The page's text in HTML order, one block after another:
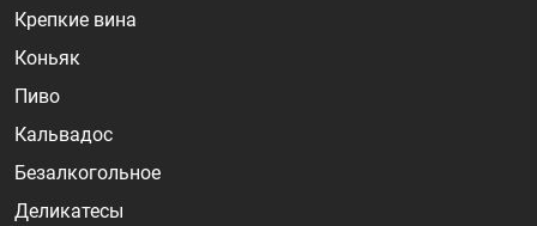
Крепкие вина
Коньяк
Пиво
Кальвадос
Безалкогольное
Деликатесы